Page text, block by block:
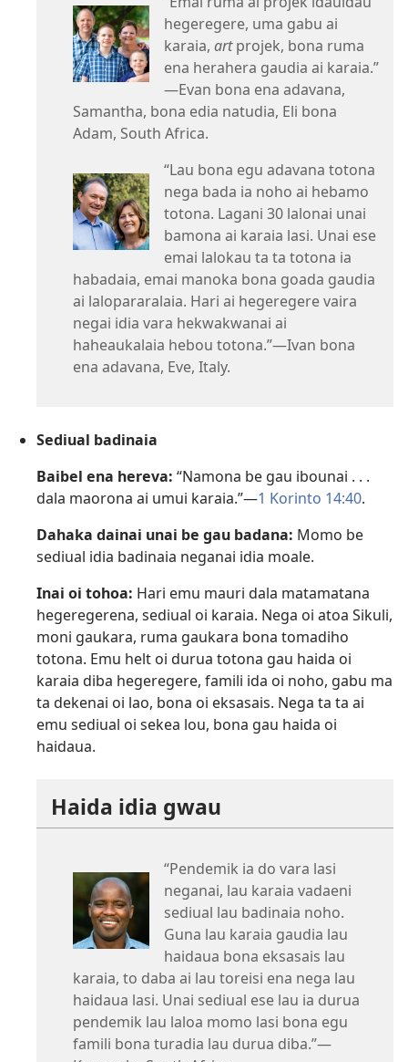
hegeregere, uma gabu ai
karaia, artprojek, bona ruma
ena herahera gaudia ai karaia.”​
—Evan bona ena adavana,
Samantha, bona edia natudia, Eli bona
Adam, South Africa.
“Lau bona egu adavana totona
nega bada ia noho ai hebamo
totona. Lagani 30 lalonai unai
bamona ai karaia lasi. Unai ese
emai lalokau ta ta totona ia
habadaia, emai manoka bona goada gaudia
ai lalopararalaia. Hari ai hegeregere vaira
negai idia vara hekwakwanai ai
haheaukalaia hebou totona.”​—Ivan bona
ena adavana, Eve, Italy.
Sediual badinaia
Baibel ena hereva: “Namona be gau ibounai . . .
dala maorona ai umui karaia.”​—1 Korinto 14:40.
Dahaka dainai unai be gau badana: Momo be
sediual idia badinaia neganai idia moale.
Inai oi tohoa: Hari emu mauri dala matamatana
hegeregerena, sediual oi karaia. Nega oi atoa Sikuli,
moni gaukara, ruma gaukara bona tomadiho
totona. Emu helt oi durua totona gau haida oi
karaia diba hegeregere, famili ida oi noho, gabu ma
ta dekenai oi lao, bona oi eksasais. Nega ta ta ai
emu sediual oi sekea lou, bona gau haida oi
haidaua.
Haida idia gwau
“Pendemik ia do vara lasi
neganai, lau karaia vadaeni
sediual lau badinaia noho.
Guna lau karaia gaudia lau
haidaua bona eksasais lau
karaia, to daba ai lau toreisi ena nega lau
haidaua lasi. Unai sediual ese lau ia durua
pendemik lau laloa momo lasi bona egu
famili bona turadia lau durua diba.”​—